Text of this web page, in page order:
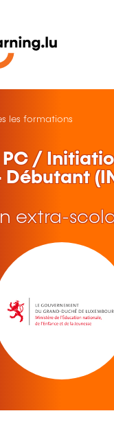
les formations
PC /
Débutant
extra-